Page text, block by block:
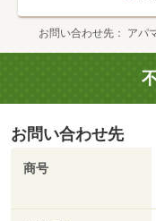
お問い合わせ先 アパ
お問い合わせ先
商号